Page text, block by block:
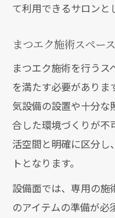
て利用できるサロンと
まつエク施術スペー
まつエク施術を行う
を満たす必要がありま
気設備の設置や十分な
合した環境づくりが不
活空間と明確に区分し
トとなります。
設備面では、専用の施
のアイテムの準備が必